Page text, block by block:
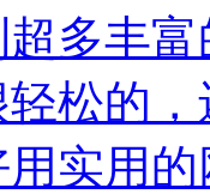
多丰
松的
实用